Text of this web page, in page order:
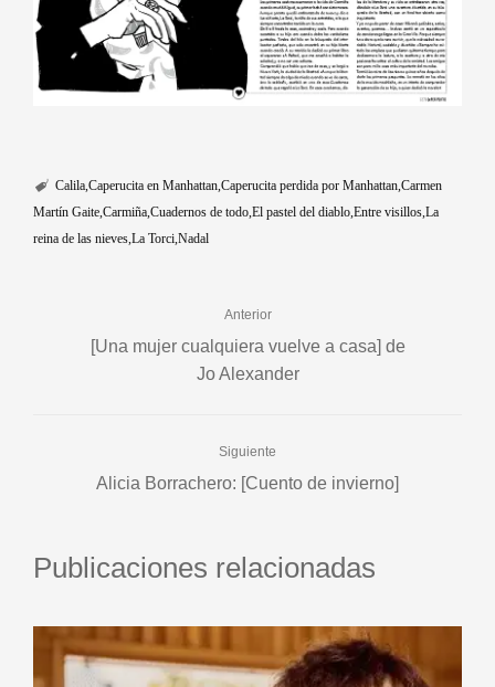
Calila Caperucita en Manhattan Caperucita perdida por Manhattan Carmen
Martín Gaite Carmiña Cuadernos de todo El pastel del diablo Entre visillos La
reina de las nieves La Torci Nadal
Anterior
[Una mujer cualquiera vuelve a casa] de
Jo Alexander
Siguiente
Alicia Borrachero: [Cuento de invierno]
Publicaciones relacionadas